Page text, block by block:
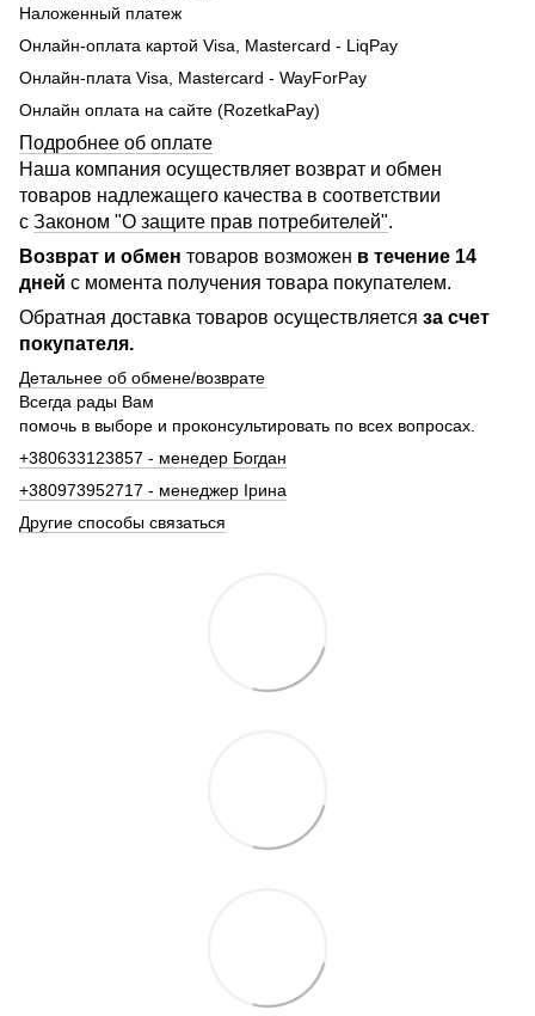
Наложенный платеж
Онлайн-оплата картой Visa, Mastercard - LiqPay
Онлайн-плата Visa, Mastercard - WayForPay
Онлайн оплата на сайте (RozetkaPay)
Подробнее об оплате
Наша компания осуществляет возврат и обмен
товаров надлежащего качества в соответствии
с Законом "О защите прав потребителей".
Возврат и обмен товаров возможен в течение 14
дней с момента получения товара покупателем.
Обратная доставка товаров осуществляется за счет
покупателя.
Детальнее об обмене/возврате
Всегда рады Вам
помочь в выборе и проконсультировать по всех вопросах.
+380633123857 - менедер Богдан
+380973952717 - менеджер Ірина
Другие способы связаться